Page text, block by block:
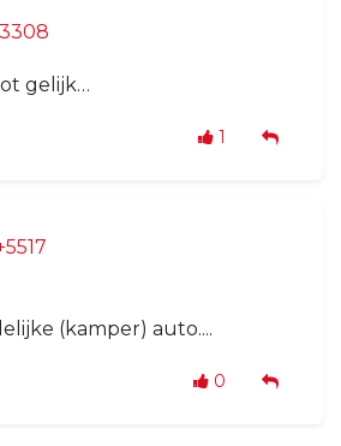
gelijk…
1
(kamper) auto....
0